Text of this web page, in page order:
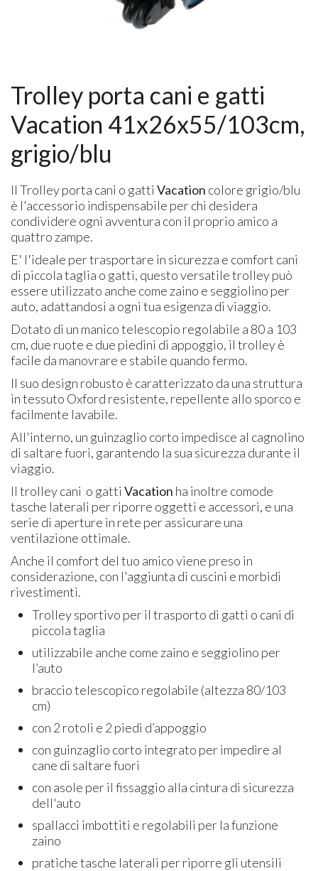
Trolley porta cani e gatti
Vacation 41x26x55/103cm,
grigio/blu
Il Trolley porta cani o gattiVacation colore grigio/blu
è l'accessorio indispensabile per chi desidera
condividere ogni avventura con il proprio amico a
quattro zampe.
E' l'ideale per trasportare in sicurezza e comfort cani
di piccola taglia o gatti, questo versatile trolley può
essere utilizzato anche come zaino e seggiolino per
auto, adattandosi a ogni tua esigenza di viaggio.
Dotato di un manico telescopio regolabile a 80 a 103
cm, due ruote e due piedini di appoggio, il trolley è
facile da manovrare e stabile quando fermo.
Il suo design robusto è caratterizzato da una struttura
in tessuto Oxford resistente, repellente allo sporco e
facilmente lavabile.
All'interno, un guinzaglio corto impedisce al cagnolino
di saltare fuori, garantendo la sua sicurezza durante il
viaggio.
Il trolley cani o gattiVacation ha inoltre comode
tasche laterali per riporre oggetti e accessori, e una
serie di aperture in rete per assicurare una
ventilazione ottimale.
Anche il comfort del tuo amico viene preso in
considerazione, con l'aggiunta di cuscini e morbidi
rivestimenti.
Trolley sportivo per il trasporto di gatti o cani di
piccola taglia
utilizzabile anche come zaino e seggiolino per
l’auto
braccio telescopico regolabile (altezza 80/103
cm)
con 2 rotoli e 2 piedi d’appoggio
con guinzaglio corto integrato per impedire al
cane di saltare fuori
con asole per il fissaggio alla cintura di sicurezza
dell'auto
spallacci imbottiti e regolabili per la funzione
zaino
pratiche tasche laterali per riporre gli utensili